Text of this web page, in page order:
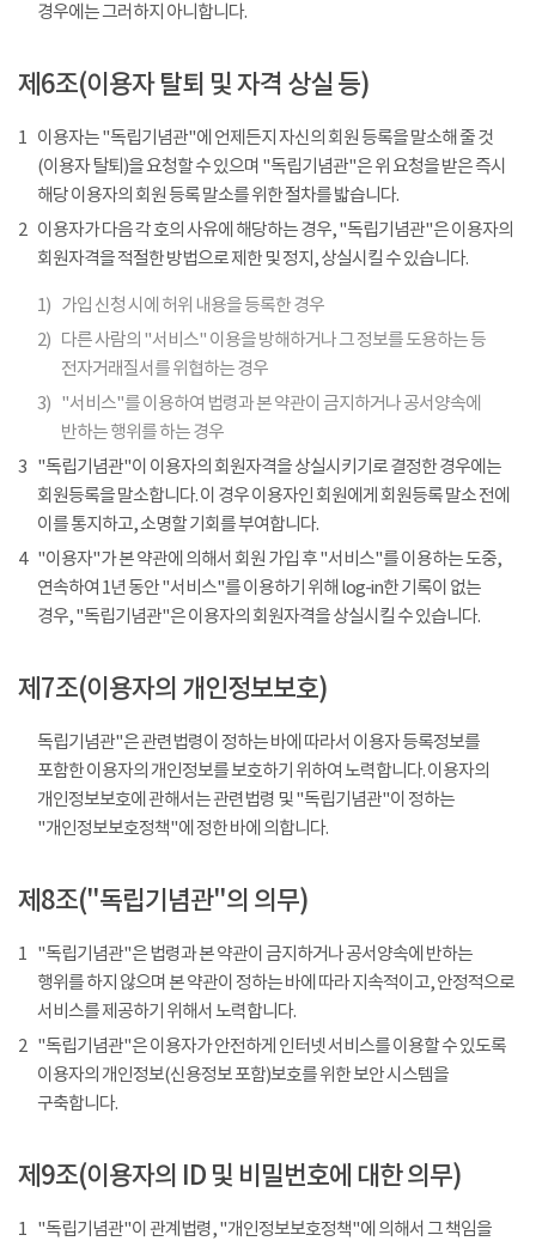
경우에는 그러하지 아니합니다.
제6조(이용자 탈퇴 및 자격 상실 등)
1 이용자는 "독립기념관"에 언제든지 자신의 회원 등록을 말소해 줄 것
(이용자 탈퇴)을 요청할 수 있으며 "독립기념관"은 위 요청을 받은 즉시
해당 이용자의 회원 등록 말소를 위한 절차를 밟습니다.
2 이용자가 다음 각 호의 사유에 해당하는 경우, "독립기념관"은 이용자의
회원자격을 적절한 방법으로 제한 및 정지, 상실시킬 수 있습니다.
1) 가입 신청 시에 허위 내용을 등록한 경우
2) 다른 사람의 "서비스" 이용을 방해하거나 그 정보를 도용하는 등
전자거래질서를 위협하는 경우
3) "서비스"를 이용하여 법령과 본 약관이 금지하거나 공서양속에
반하는 행위를 하는 경우
3 "독립기념관"이 이용자의 회원자격을 상실시키기로 결정한 경우에는
회원등록을 말소합니다. 이 경우 이용자인 회원에게 회원등록 말소 전에
이를 통지하고, 소명할 기회를 부여합니다.
4
"이용자"가 본 약관에 의해서 회원 가입 후 "서비스"를 이용하는 도중,
연속하여 1년 동안 "서비스"를 이용하기 위해 log-in한 기록이 없는
경우, "독립기념관"은 이용자의 회원자격을 상실시킬 수 있습니다.
제7조(이용자의 개인정보보호)
독립기념관"은 관련법령이 정하는 바에 따라서 이용자 등록정보를
포함한 이용자의 개인정보를 보호하기 위하여 노력합니다. 이용자의
개인정보보호에 관해서는 관련법령 및 "독립기념관"이 정하는
"개인정보보호정책"에 정한 바에 의합니다.
제8조("독립기념관"의 의무)
1 "독립기념관"은 법령과 본 약관이 금지하거나 공서양속에 반하는
행위를 하지 않으며 본 약관이 정하는 바에 따라 지속적이고, 안정적으로
서비스를 제공하기 위해서 노력합니다.
2 "독립기념관"은 이용자가 안전하게 인터넷 서비스를 이용할 수 있도록
이용자의 개인정보(신용정보 포함)보호를 위한 보안 시스템을
구축합니다.
제9조(이용자의 ID 및 비밀번호에 대한 의무)
1 "독립기념관"이 관계법령, "개인정보보호정책"에 의해서 그 책임을